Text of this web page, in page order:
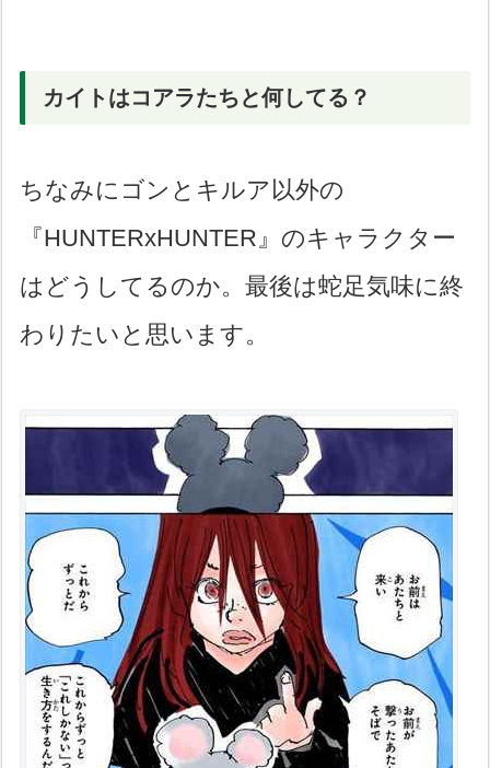
カイトはコアラたちと何してる？
ちなみにゴンとキルア以外の
『HUNTERxHUNTER』のキャラクター
はどうしてるのか。最後は蛇足気味に終
わりたいと思います。